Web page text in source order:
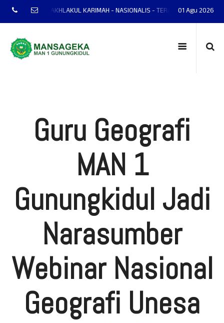
- AKHLAKUL KARIMAH - NASIONALIS - TERAMPIL - ADAPTIF - PRESTASI
01 Agu 2026
Guru Geografi
MAN 1
Gunungkidul Jadi
Narasumber
Webinar Nasional
Geografi Unesa